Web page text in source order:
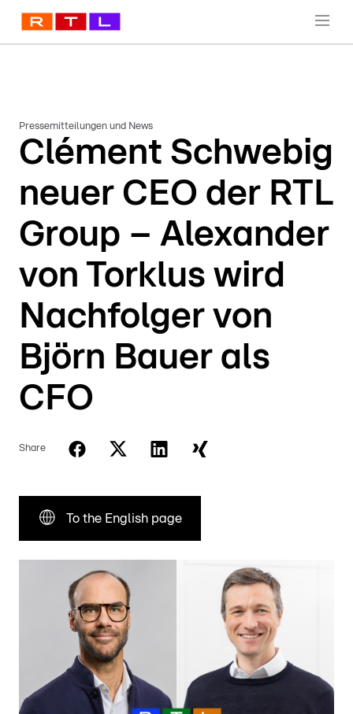
Pressemitteilungen und News
Clément Schwebig
neuer CEO der RTL
Group – Alexander
von Torklus wird
Nachfolger von
Björn Bauer als
CFO
Share
To the English page